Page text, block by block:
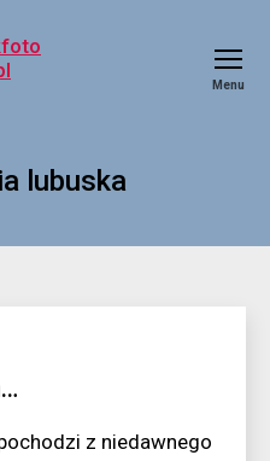
Menu
lubuska
z niedawnego